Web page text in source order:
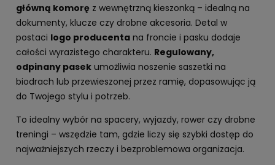
główną komorę z wewnętrzną kieszonką – idealną na
dokumenty, klucze czy drobne akcesoria. Detal w
postaci logo producenta na froncie i pasku dodaje
całości wyrazistego charakteru. Regulowany,
odpinany pasek umożliwia noszenie saszetki na
biodrach lub przewieszonej przez ramię, dopasowując ją
do Twojego stylu i potrzeb.
To idealny wybór na spacery, wyjazdy, rower czy drobne
treningi – wszędzie tam, gdzie liczy się szybki dostęp do
najważniejszych rzeczy i bezproblemowa organizacja.